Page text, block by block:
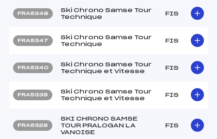
FRA5348
Ski Chrono Samse Tour
Technique
FIS
FRA5347
Ski Chrono Samse Tour
Technique
FIS
FRA5340
Ski Chrono Samse Tour
Technique et Vitesse
FIS
FRA5339
Ski Chrono Samse Tour
Technique et Vitesse
FIS
FRA5328
SKI CHRONO SAMSE
TOUR PRALOGAN LA
VANOISE
FIS